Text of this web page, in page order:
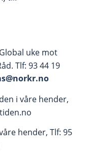
uke mot
Tlf: 93 44 19
i våre hender,
hender, Tlf: 95